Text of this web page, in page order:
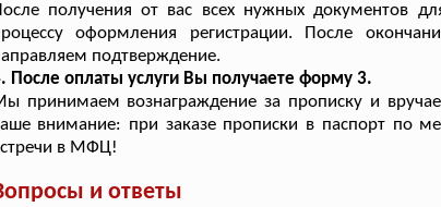
получения от вас всех нужных документов
оформления регистрации. После
подтверждение.
После оплаты услуги Вы получаете форму 3.
принимаем вознаграждение за прописку и
внимание: при заказе прописки в паспорт по
в МФЦ!
и ответы